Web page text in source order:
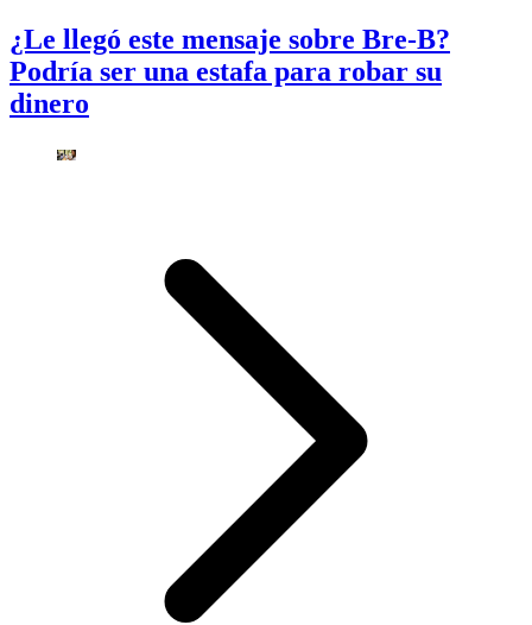
¿Le llegó este mensaje sobre Bre-B?
Podría ser una estafa para robar su
dinero